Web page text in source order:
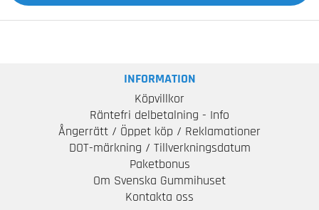
INFORMATION
Köpvillkor
Räntefri delbetalning - Info
Ångerrätt / Öppet köp / Reklamationer
DOT-märkning / Tillverkningsdatum
Paketbonus
Om Svenska Gummihuset
Kontakta oss